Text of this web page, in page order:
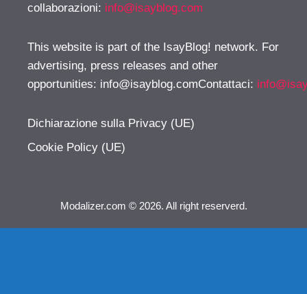
collaborazioni: info@isayblog.com
This website is part of the IsayBlog! network. For
advertising, press releases and other
opportunities: info@isayblog.comContattaci:
Dichiarazione sulla Privacy (UE)
Cookie Policy (UE)
Modalizer.com © 2026. All right reserverd.